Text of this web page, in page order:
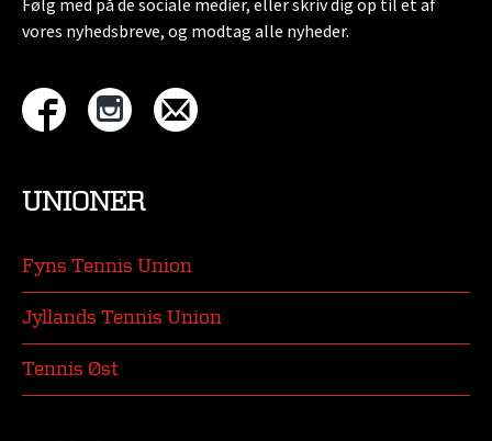
Følg med på de sociale medier, eller skriv dig op til et af
vores nyhedsbreve, og modtag alle nyheder.
UNIONER
Fyns Tennis Union
Jyllands Tennis Union
Tennis Øst